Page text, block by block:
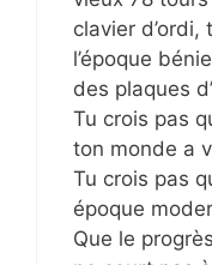
clavier
l’époque
des plaques
Tu crois pas
ton monde a
Tu crois pas
époque
Que le